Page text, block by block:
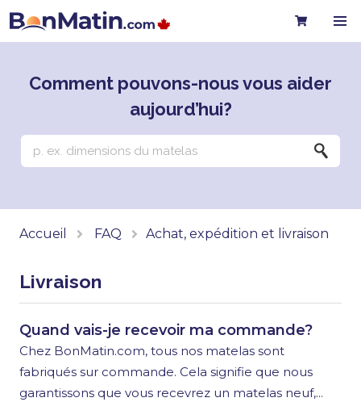
Comment pouvons-nous vous aider
aujourd’hui?
Accueil FAQ Achat, expédition et livraison
Livraison
Quand vais-je recevoir ma commande?
Chez BonMatin.com, tous nos matelas sont
fabriqués sur commande. Cela signifie que nous
garantissons que vous recevrez un matelas neuf,...